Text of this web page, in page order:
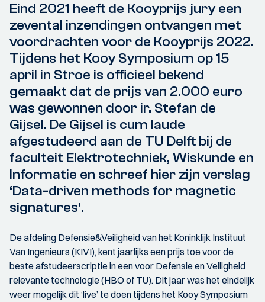
Eind 2021 heeft de Kooyprijs jury een
zevental inzendingen ontvangen met
voordrachten voor de Kooyprijs 2022.
Tijdens het Kooy Symposium op 15
april in Stroe is officieel bekend
gemaakt dat de prijs van 2.000 euro
was gewonnen door ir. Stefan de
Gijsel. De Gijsel is cum laude
afgestudeerd aan de TU Delft bij de
faculteit Elektrotechniek, Wiskunde en
Informatie en schreef hier zijn verslag
‘Data-driven methods for magnetic
signatures’.
De afdeling Defensie&Veiligheid van het Koninklijk Instituut
Van Ingenieurs (KIVI), kent jaarlijks een prijs toe voor de
beste afstudeerscriptie in een voor Defensie en Veiligheid
relevante technologie (HBO of TU). Dit jaar was het eindelijk
weer mogelijk dit ‘live’ te doen tijdens het Kooy Symposium